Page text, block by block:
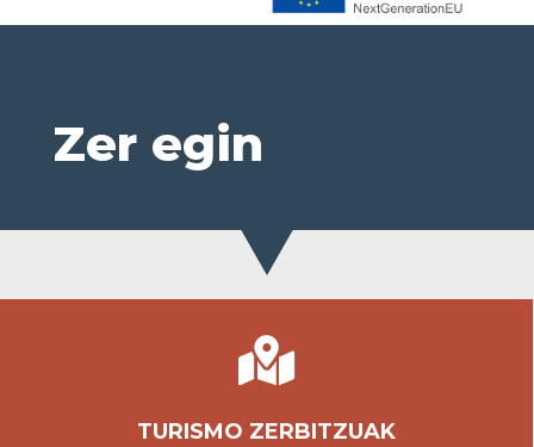
Zer egin

TURISMO ZERBITZUAK